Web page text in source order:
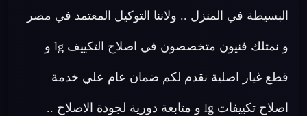
البسيطة في المنزل .. ولاننا التوكيل المعتمد في مصر
و نمتلك فنيون متخصصون في اصلاح التكييف lg و
قطع غيار اصلية نقدم لكم ضمان عام علي خدمة
اصلاح تكييفات lg و متابعة دورية لجودة الاصلاح ..